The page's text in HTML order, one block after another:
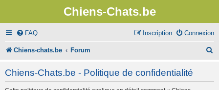
Chiens-Chats.be
FAQ Connexion
Inscription
Chiens-chats.be Forum
Chiens-Chats.be - Politique de confidentialité